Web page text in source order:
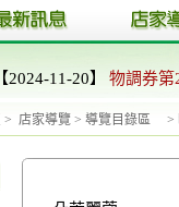
【2024-11-20】 物調券第
> 店家導覽 > 導覽目錄區 >